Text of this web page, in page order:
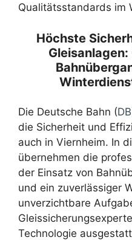
Qualitätsstandards im
Höchste
Die Deutsche Bahn (DB
die Sicherheit und
auch in Viernheim. In
übernehmen die
der Einsatz von
und ein zuverlässiger
unverzichtbare
Technologie